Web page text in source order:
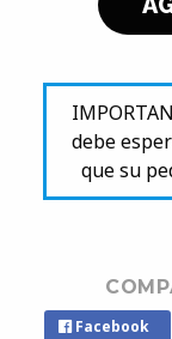
debe
que su
Facebook